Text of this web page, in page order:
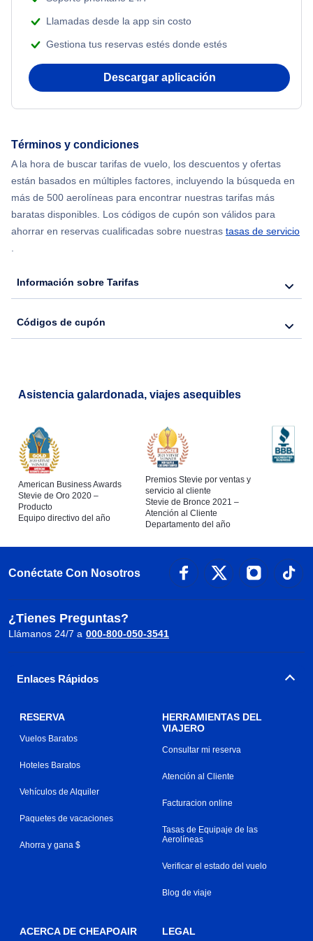
Flights from Nueva York to Atenas
Flights from Shanghai to Nueva York
Flights from Delhi to Nueva York
Flights from Chicago to Delhi
Flights from Nueva York to Hong Kong
Flights from Nueva York to Lisboa
Beach Vacations
Llamadas desde la app sin costo
Gestiona tus reservas estés donde estés
Descargar aplicación
Términos y condiciones
A la hora de buscar tarifas de vuelo, los descuentos y ofertas
están basados en múltiples factores, incluyendo la búsqueda en
más de 500 aerolíneas para encontrar nuestras tarifas más
baratas disponibles. Los códigos de cupón son válidos para
ahorrar en reservas cualificadas sobre nuestras tasas de servicio
.
Información sobre Tarifas
Códigos de cupón
Asistencia galardonada, viajes asequibles
American Business Awards
Stevie de Oro 2020 –
Producto
Equipo directivo del año
Premios Stevie por ventas y
servicio al cliente
Stevie de Bronce 2021 –
Atención al Cliente
Departamento del año
Conéctate Con Nosotros
¿Tienes Preguntas?
Llámanos 24/7 a 000-800-050-3541
Enlaces Rápidos
RESERVA
Vuelos Baratos
Hoteles Baratos
Vehículos de Alquiler
Paquetes de vacaciones
Ahorra y gana $
HERRAMIENTAS DEL
VIAJERO
Consultar mi reserva
Atención al Cliente
Facturacion online
Tasas de Equipaje de las
Aerolíneas
Verificar el estado del vuelo
Blog de viaje
ACERCA DE CHEAPOAIR LEGAL